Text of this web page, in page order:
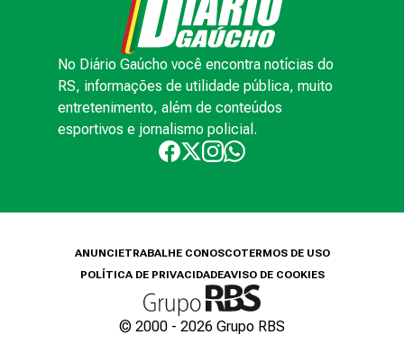
No Diário Gaúcho você encontra notícias do
RS, informações de utilidade pública, muito
entretenimento, além de conteúdos
esportivos e jornalismo policial.
ANUNCIETRABALHE CONOSCOTERMOS DE USO
POLÍTICA DE PRIVACIDADEAVISO DE COOKIES
© 2000 - 2026 Grupo RBS